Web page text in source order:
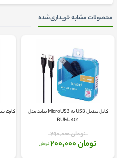
محصولات مشابه خریداری شده
کابل تبدیل USB به MicroUSB بیاند مدل
BUM-401
تومان 290,000
تومان 200,000 تومان